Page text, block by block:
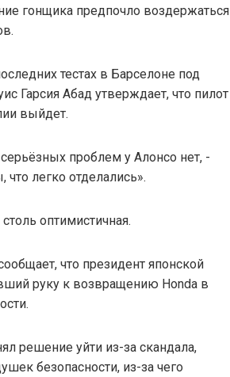
гонщика предпочло воздержаться
тестах в Барселоне под
Гарсия Абад утверждает, что пилот
выйдет.
проблем у Алонсо нет, -
легко отделались».
оптимистичная.
что президент японской
руку к возвращению Honda в
решение уйти из-за скандала,
безопасности, из-за чего